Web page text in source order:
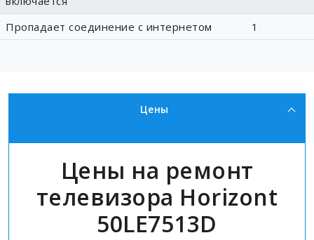
Пропадает соединение с интернетом 1
Цены
Цены на ремонт
телевизора Horizont
50LE7513D